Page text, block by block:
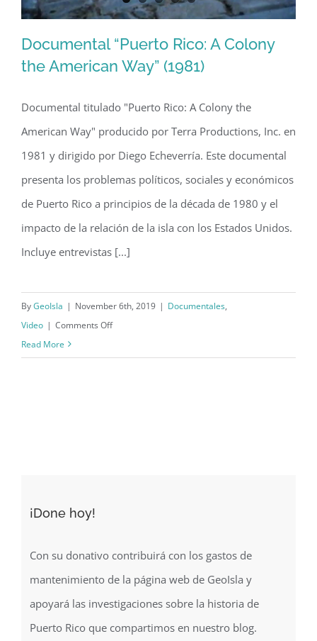
Documental “Puerto Rico: A Colony
the American Way” (1981)
Documental “Puerto Rico: A Colony
the American Way” (1981)
Documental titulado "Puerto Rico: A Colony the
American Way" producido por Terra Productions, Inc. en
1981 y dirigido por Diego Echeverría. Este documental
presenta los problemas políticos, sociales y económicos
de Puerto Rico a principios de la década de 1980 y el
impacto de la relación de la isla con los Estados Unidos.
Incluye entrevistas [...]
ByGeoIsla | November 6th, 2019 | Documentales,
Video | Comments Offon
Read More
¡Done hoy!
Con su donativo contribuirá con los gastos de
mantenimiento de la página web de GeoIsla y
apoyará las investigaciones sobre la historia de
Puerto Rico que compartimos en nuestro blog.